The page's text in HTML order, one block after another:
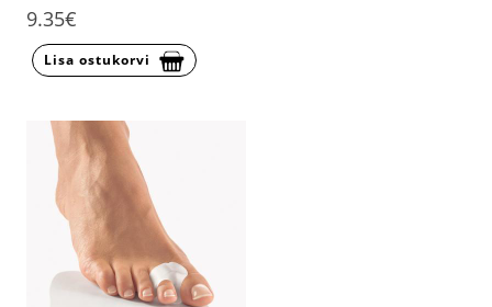
9.35€
Lisa ostukorvi